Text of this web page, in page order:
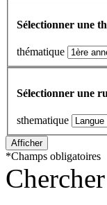
Sélectionner une
thématique
Sélectionner une
sthematique
*Champs obligatoires